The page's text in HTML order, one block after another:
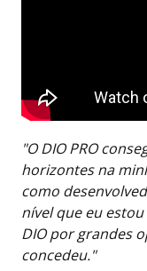
"O DIO PRO
horizontes na
como
nível que eu
DIO por grandes
concedeu."